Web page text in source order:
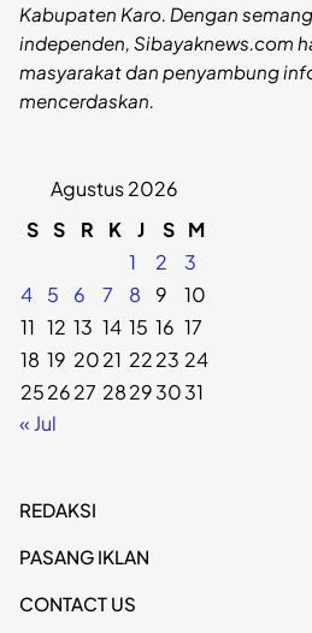
Kabupaten Karo. Dengan
independen, Sibayaknews.com
masyarakat dan penyambung
mencerdaskan.
Agustus 2026
S S R K J S M
1
2
3
4
5 6 7 8 9
10
11 12 13 14 15 16 17
18 19 2021 2223 24
252627 28293031
« Jul
REDAKSI
PASANG IKLAN
CONTACT US